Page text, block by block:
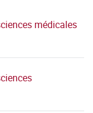
médicales